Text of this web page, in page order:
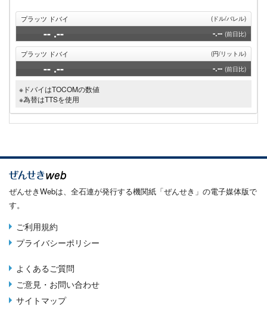
プラッツ ドバイ (ドル/バレル)
-- .-- -.-- (前日比)
プラッツ ドバイ (円/リットル)
-- .-- -.-- (前日比)
※ドバイはTOCOMの数値
※為替はTTSを使用
ぜんせきWebは、全石連が発行する機関紙「ぜんせき」の電子媒体版で
す。
Terms
menu
ご利用規約
プライバシーポリシー
Footer
menu
よくあるご質問
ご意見・お問い合わせ
サイトマップ